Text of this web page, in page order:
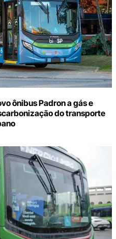
ônibus Padron a gás e
do transporte